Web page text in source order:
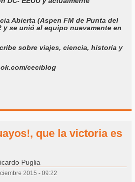
Abierta (Aspen FM de Punta del
y se unió al equipo nuevamente en
sobre viajes, ciencia, historia y
ceciblog
que la victoria es
Puglia
2015 - 09:22